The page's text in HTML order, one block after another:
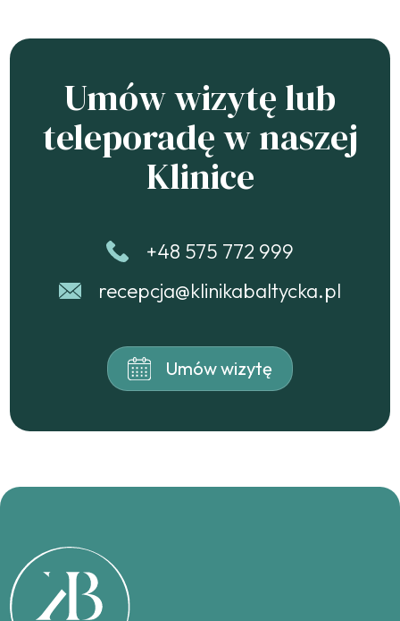
Umów wizytę lub
teleporadę w naszej
Klinice
+48 575 772 999
recepcja@klinikabaltycka.pl
Umów wizytę